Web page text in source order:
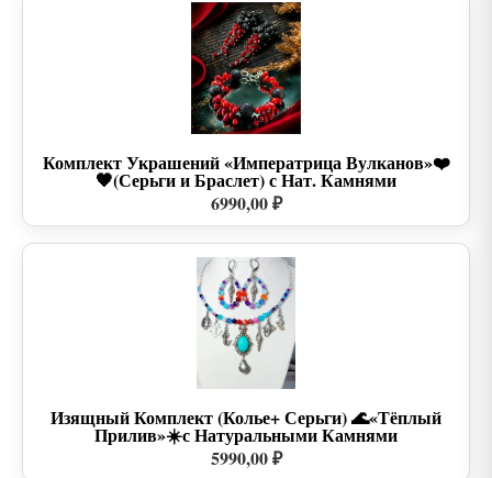
Комплект Украшений «Императрица Вулканов»❤️
🖤(Серьги и Браслет) с Нат. Камнями
6990,00 ₽
Изящный Комплект (Колье+ Серьги) 🌊«Тёплый
Прилив»☀️с Натуральными Камнями
5990,00 ₽